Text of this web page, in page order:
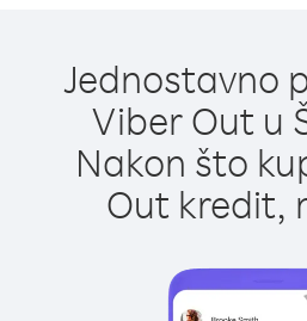
Jednostavno
Viber Out u
Nakon što
Out kredit,